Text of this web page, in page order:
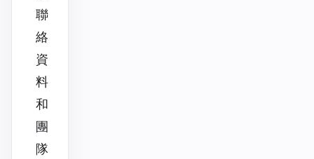
聯
絡
資
料
和
團
隊